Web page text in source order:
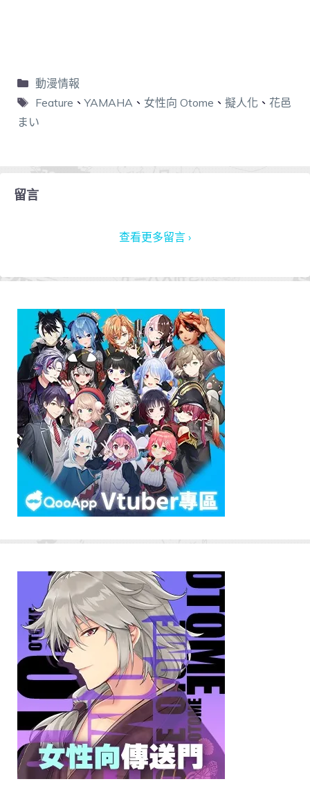
動漫情報
Feature 、YAMAHA 、 女性向 Otome 、 擬人化 、 花邑
まい
留言
查看更多留言 ›